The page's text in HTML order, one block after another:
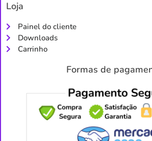
Loja
Painel do cliente
Downloads
Carrinho
Formas de